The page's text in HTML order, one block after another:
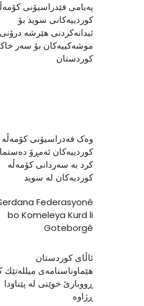
پەیامی فێدراسیۆنی
کوردییەکانی سوید بۆ
ئیدانەکردنی هێرشە
موشەكییەكان بۆ سەر
کوردستان
وەک فەدراسیۆنی کۆمەڵە
کوردییەکان ئەمڕۆ
کرد بە سەردانی کۆمەڵە
کوردیەکان لە سوید
Federasyonê
bo Komeleya Kurd li
Goteborgê
ئاڵای كوردستان
هێماوناسنامەی میللەتێك
ڕووبارێ خوێنی لە پێناودا
ڕژاوە